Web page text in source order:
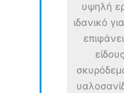
υψηλή
ιδανικό